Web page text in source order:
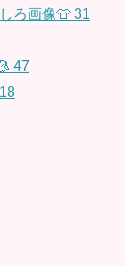
ろ画像👕 31
47
18